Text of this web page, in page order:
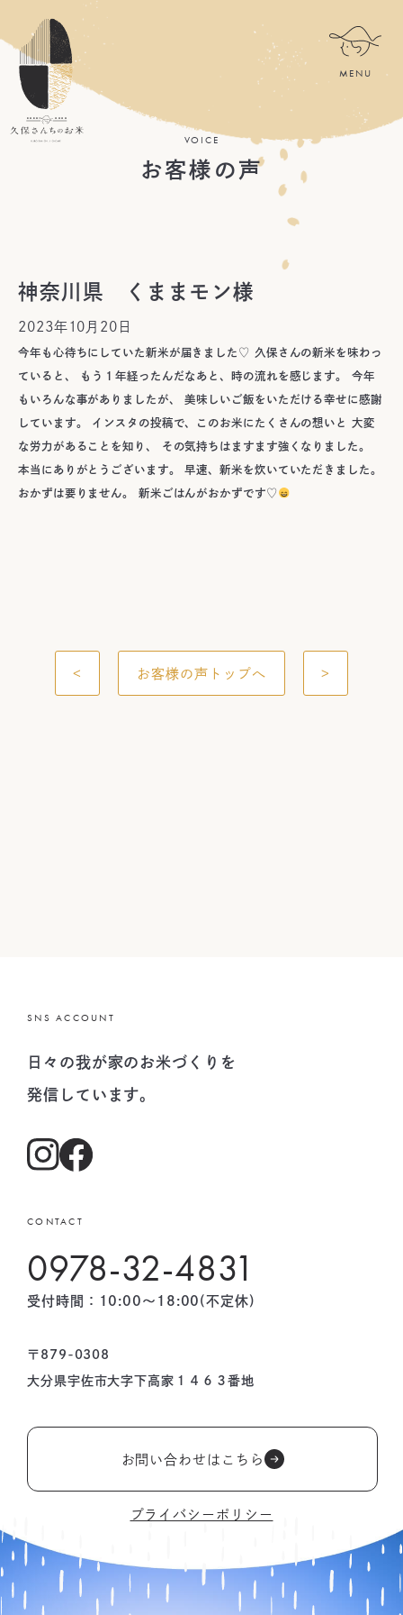
VOICE
お客様の声
神奈川県 くままモン様
2023年10月20日
今年も心待ちにしていた新米が届きました♡ 久保さんの新米を味わっ
ていると、 もう１年経ったんだなあと、時の流れを感じます。 今年
もいろんな事がありましたが、 美味しいご飯をいただける幸せに感謝
しています。 インスタの投稿で、このお米にたくさんの想いと 大変
な労力があることを知り、 その気持ちはますます強くなりました。
本当にありがとうございます。 早速、新米を炊いていただきました。
おかずは要りません。 新米ごはんがおかずです♡
< お客様の声トップへ >
SNS ACCOUNT
日々の我が家のお米づくりを
発信しています。
CONTACT
0978-32-4831
受付時間：10:00〜18:00(不定休)
〒879-0308
大分県宇佐市大字下高家１４６３番地
お問い合わせはこちら
プライバシーポリシー